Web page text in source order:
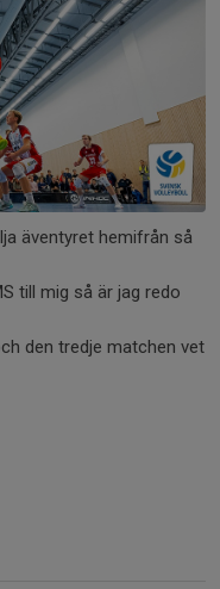
äventyret hemifrån så
till mig så är jag redo
den tredje matchen vet